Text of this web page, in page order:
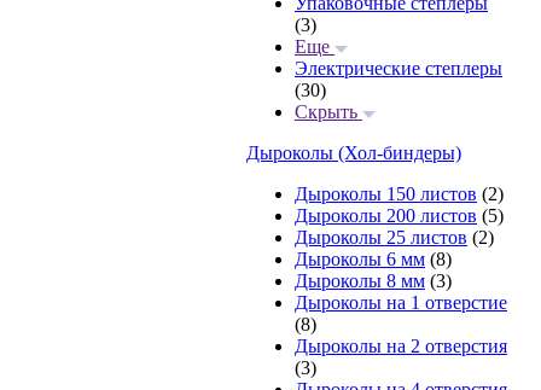
(3)
Еще
Электрические степлеры
(30)
Скрыть
Дыроколы (Хол-биндеры)
Дыроколы 150 листов (2)
Дыроколы 200 листов (5)
Дыроколы 25 листов (2)
Дыроколы 6 мм (8)
Дыроколы 8 мм (3)
Дыроколы на 1 отверстие
(8)
Дыроколы на 2 отверстия
(3)